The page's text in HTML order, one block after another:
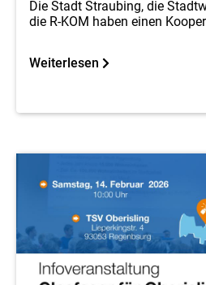
Die Stadt Straubing, die
die R-KOM haben einen
Weiterlesen